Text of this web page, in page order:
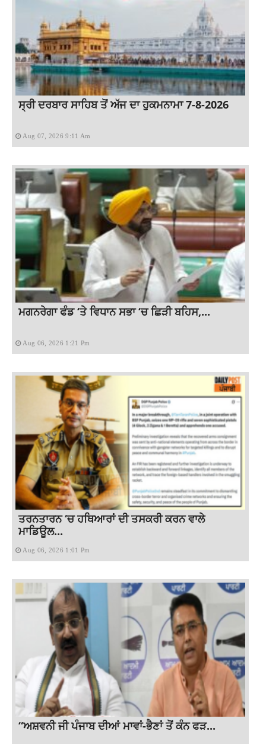
ਸ੍ਰੀ ਦਰਬਾਰ ਸਾਹਿਬ ਤੋਂ ਅੱਜ ਦਾ ਹੁਕਮਨਾਮਾ 7-8-2026
Aug 07, 2026 9:11 Am
ਮਗਨਰੇਗਾ ਫੰਡ ‘ਤੇ ਵਿਧਾਨ ਸਭਾ ‘ਚ ਛਿੜੀ ਬਹਿਸ,...
Aug 06, 2026 1:21 Pm
ਤਰਨਤਾਰਨ ‘ਚ ਹਥਿਆਰਾਂ ਦੀ ਤਸਕਰੀ ਕਰਨ ਵਾਲੇ
ਮਾਡਿਊਲ...
Aug 06, 2026 1:01 Pm
“ਅਸ਼ਵਨੀ ਜੀ ਪੰਜਾਬ ਦੀਆਂ ਮਾਵਾਂ-ਭੈਣਾਂ ਤੋਂ ਕੰਨ ਫੜ...